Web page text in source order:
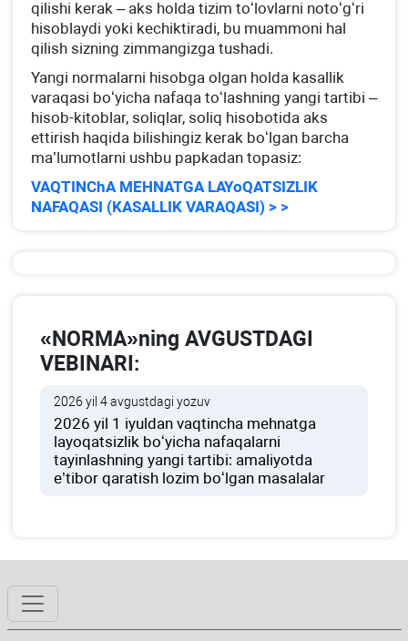
qilishi kerak – aks holda tizim toʻlovlarni notoʻgʻri
hisoblaydi yoki kechiktiradi, bu muammoni hal
qilish sizning zimmangizga tushadi.
Yangi normalarni hisobga olgan holda kasallik
varaqasi boʻyicha nafaqa toʻlashning yangi tartibi –
hisob-kitoblar, soliqlar, soliq hisobotida aks
ettirish haqida bilishingiz kerak boʻlgan barcha
ma’lumotlarni ushbu papkadan topasiz:
VAQTINChA MEHNATGA LAYoQATSIZLIK
NAFAQASI (KASALLIK VARAQASI) > >
«NORMA»ning AVGUSTDAGI
VEBINARI:
2026 yil 4 avgustdagi yozuv
2026 yil 1 iyuldan vaqtincha mehnatga
layoqatsizlik boʻyicha nafaqalarni
tayinlashning yangi tartibi: amaliyotda
e’tibor qaratish lozim boʻlgan masalalar